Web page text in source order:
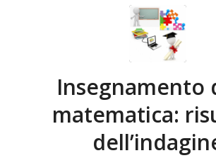
Insegnamento
matematica: